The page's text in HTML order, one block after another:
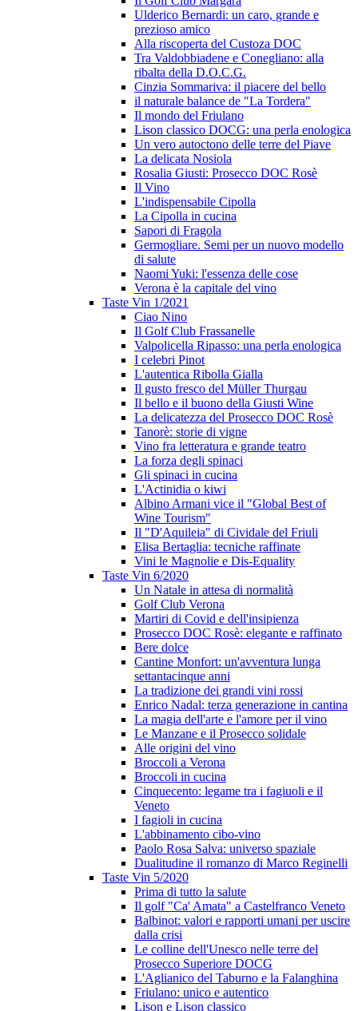
Ulderico Bernardi: un caro, grande e
prezioso amico
Alla riscoperta del Custoza DOC
Tra Valdobbiadene e Conegliano: alla
ribalta della D.O.C.G.
Cinzia Sommariva: il piacere del bello
il naturale balance de "La Tordera"
Il mondo del Friulano
Lison classico DOCG: una perla enologica
Un vero autoctono delle terre del Piave
La delicata Nosiola
Rosalia Giusti: Prosecco DOC Rosè
Il Vino
L'indispensabile Cipolla
La Cipolla in cucina
Sapori di Fragola
Germogliare. Semi per un nuovo modello
di salute
Naomi Yuki: l'essenza delle cose
Verona è la capitale del vino
Taste Vin 1/2021
Ciao Nino
Il Golf Club Frassanelle
Valpolicella Ripasso: una perla enologica
I celebri Pinot
L'autentica Ribolla Gialla
Il gusto fresco del Müller Thurgau
Il bello e il buono della Giusti Wine
La delicatezza del Prosecco DOC Rosè
Tanorè: storie di vigne
Vino fra letteratura e grande teatro
La forza degli spinaci
Gli spinaci in cucina
L'Actinidia o kiwi
Albino Armani vice il "Global Best of
Wine Tourism"
Il "D'Aquileia" di Cividale del Friuli
Elisa Bertaglia: tecniche raffinate
Vini le Magnolie e Dis-Equality
Taste Vin 6/2020
Un Natale in attesa di normalità
Golf Club Verona
Martiri di Covid e dell'insipienza
Prosecco DOC Rosè: elegante e raffinato
Bere dolce
Cantine Monfort: un'avventura lunga
settantacinque anni
La tradizione dei grandi vini rossi
Enrico Nadal: terza generazione in cantina
La magia dell'arte e l'amore per il vino
Le Manzane e il Prosecco solidale
Alle origini del vino
Broccoli a Verona
Broccoli in cucina
Cinquecento: legame tra i fagiuoli e il
Veneto
I fagioli in cucina
L'abbinamento cibo-vino
Paolo Rosa Salva: universo spaziale
Dualitudine il romanzo di Marco Reginelli
Taste Vin 5/2020
Prima di tutto la salute
Il golf "Ca' Amata" a Castelfranco Veneto
Balbinot: valori e rapporti umani per uscire
dalla crisi
Le colline dell'Unesco nelle terre del
Prosecco Superiore DOCG
L'Aglianico del Taburno e la Falanghina
Friulano: unico e autentico
Lison e Lison classico